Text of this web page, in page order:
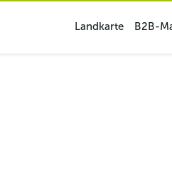
Landkarte B2B-